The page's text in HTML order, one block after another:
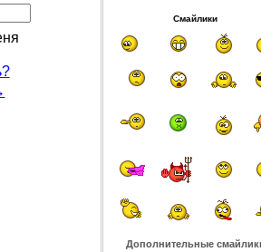
Смайлики
Дополнительные